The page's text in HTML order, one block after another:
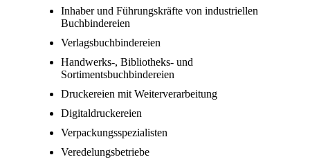
Inhaber und Führungskräfte von industriellen
Buchbindereien
Verlagsbuchbindereien
Handwerks-, Bibliotheks- und
Sortimentsbuchbindereien
Druckereien mit Weiterverarbeitung
Digitaldruckereien
Verpackungsspezialisten
Veredelungsbetriebe